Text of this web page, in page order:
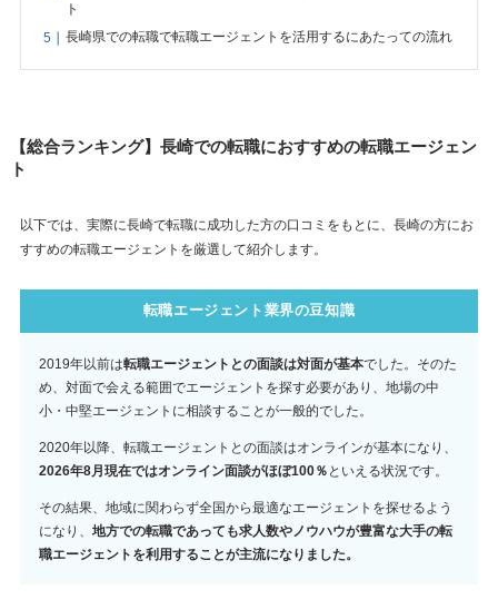
ト
長崎県での転職で転職エージェントを活用するにあたっての流れ
【総合ランキング】長崎での転職におすすめの転職エージェン
ト
以下では、実際に長崎で転職に成功した方の口コミをもとに、長崎の方にお
すすめの転職エージェントを厳選して紹介します。
転職エージェント業界の豆知識
2019年以前は転職エージェントとの面談は対面が基本でした。そのた
め、対面で会える範囲でエージェントを探す必要があり、地場の中
小・中堅エージェントに相談することが一般的でした。
2020年以降、転職エージェントとの面談はオンラインが基本になり、
2026年8月現在ではオンライン面談がほぼ100％ といえる状況です。
その結果、地域に関わらず全国から最適なエージェントを探せるよう
になり、地方での転職であっても求人数やノウハウが豊富な大手の転
職エージェントを利用することが主流になりました。